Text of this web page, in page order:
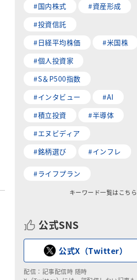
#国内株式
#資産形成
#投資信託
#日経平均株価
#米国株
#個人投資家
#S＆P500指数
#インタビュー
#AI
#積立投資
#半導体
#エヌビディア
#銘柄選び
#インフレ
#ライフプラン
キーワード一覧はこちら
公式SNS
公式X（Twitter）
配信：記事配信時 随時